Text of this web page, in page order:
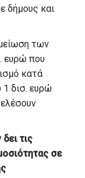
δήμους και
των
ευρώ που
κατά
1 δισ. ευρώ
τις
σε